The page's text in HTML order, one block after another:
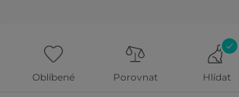
Oblíbené Porovnat Hlídat